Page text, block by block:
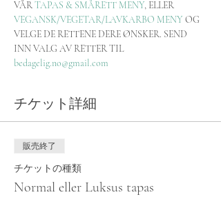
VÅR TAPAS & SMÅRETT MENY, ELLER
VEGANSK/VEGETAR/LAVKARBO MENY OG
VELGE DE RETTENE DERE ØNSKER. SEND
INN VALG AV RETTER TIL
bedagelig.no@gmail.com
チケット詳細
販売終了
チケットの種類
Normal eller Luksus tapas